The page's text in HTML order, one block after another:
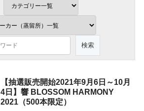
【抽選販売開始2021年9月6日～10月
4日】響 BLOSSOM HARMONY
2021（500本限定）